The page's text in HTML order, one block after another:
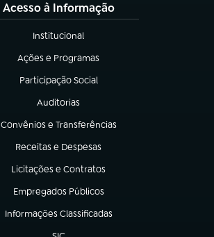
Acesso à Informação
Institucional
(abre em nova aba)
Ações e Programas
(abre em nova aba)
Participação Social
(abre em nova aba)
Auditorias
(abre em nova aba)
Convênios e Transferências
(abre em nova aba)
Receitas e Despesas
(abre em nova aba)
Licitações e Contratos
(abre em nova aba)
Empregados Públicos
(abre em nova aba)
Informações Classificadas
(abre em nova aba)